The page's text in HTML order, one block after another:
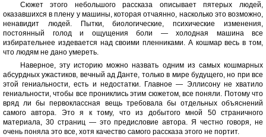
Сюжет этого небольшого рассказа описывает пятерых людей,
оказавшихся в плену у машины, которая отчаянно, насколько это возможно,
ненавидит людей. Пытки, биологические, психические изменения,
постоянный голод и ощущения боли — холодная машина все
избирательнее издевается над своими пленниками. А кошмар весь в том,
что людям не дано умереть.
Наверное, эту историю можно назвать одним из самых кошмарных
абсурдных ужастиков, вечный ад Данте, только в мире будущего, но при все
этой гениальности, есть и недостатки. Главное — Эллисону не хватило
гениальности, чтобы все прониклись этим сюжетом, все поняли. Потому что
вряд ли бы первоклассная вещь требовала бы отдельных объяснений
самого автора. Это я к тому, что из добытого мной 50 страничного
материала, 30 страниц — это предисловие автора. Я честно говоря, не
очень поняла это все, хотя качество самого рассказа этого не портит.